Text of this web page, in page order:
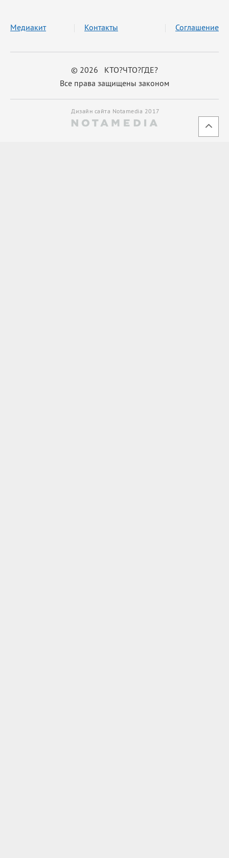
© 2026 КТО?ЧТО?ГДЕ?
Все права защищены законом
Медиакит Контакты Соглашение
Дизайн сайта Notamedia 2017